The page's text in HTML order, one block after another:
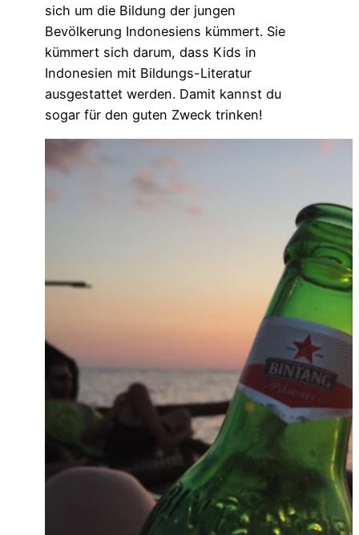
sich um die Bildung der jungen
Bevölkerung Indonesiens kümmert. Sie
kümmert sich darum, dass Kids in
Indonesien mit Bildungs-Literatur
ausgestattet werden. Damit kannst du
sogar für den guten Zweck trinken!